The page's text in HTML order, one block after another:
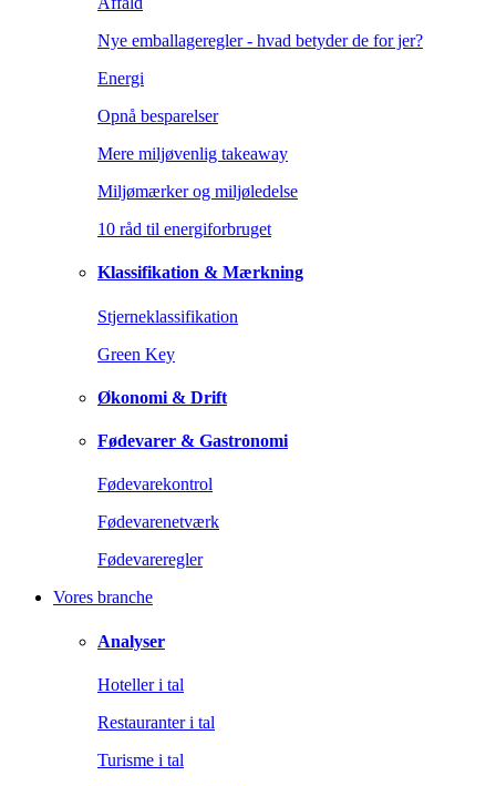
Nye emballageregler - hvad betyder de for jer?
Energi
Opnå besparelser
Mere miljøvenlig takeaway
Miljømærker og miljøledelse
10 råd til energiforbruget
Klassifikation & Mærkning
Stjerneklassifikation
Green Key
Økonomi & Drift
Fødevarer & Gastronomi
Fødevarekontrol
Fødevarenetværk
Fødevareregler
Vores branche
Analyser
Hoteller i tal
Restauranter i tal
Turisme i tal